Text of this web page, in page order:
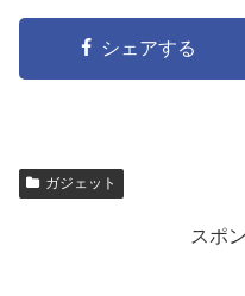
シェアする
ガジェット
スポ